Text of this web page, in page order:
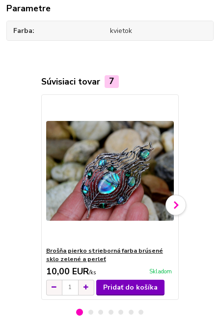
Parametre
Farba kvietok
Súvisiaci tovar 7
Brošňa pierko strieborná farba brúsené
sklo zelené a perleť
10,00 EUR/ks Skladom
Pridať do košíka